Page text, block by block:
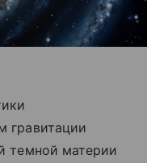
гравитации
темной материи